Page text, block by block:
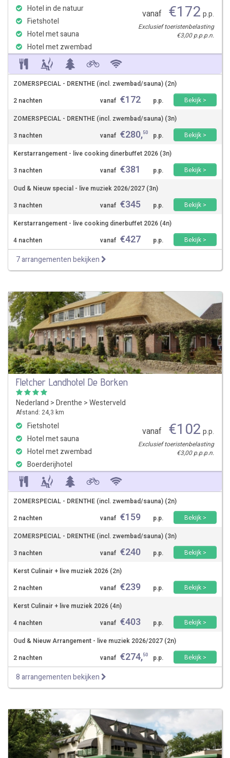
Hotel in de natuur
Fietshotel
Hotel met sauna
Hotel met zwembad
vanaf €172 p.p.
Exclusief toeristenbelasting
€3,00 p.p.p.n.
ZOMERSPECIAL - DRENTHE (incl. zwembad/sauna) (2n)
2 nachten
vanaf €172 p.p.
Bekijk >
ZOMERSPECIAL - DRENTHE (incl. zwembad/sauna) (3n)
3 nachten
vanaf €280,50 p.p.
Bekijk >
Kerstarrangement - live cooking dinerbuffet 2026 (3n)
3 nachten
vanaf €381 p.p.
Bekijk >
Oud & Nieuw special - live muziek 2026/2027 (3n)
3 nachten
vanaf €345 p.p.
Bekijk >
Kerstarrangement - live cooking dinerbuffet 2026 (4n)
4 nachten
vanaf €427 p.p. Bekijk >
7 arrangementen bekijken
Fletcher Landhotel De Borken
Nederland >Drenthe >Westerveld
Afstand: 24,3 km
Fietshotel
Hotel met sauna
Hotel met zwembad
Boerderijhotel
vanaf €102 p.p.
Exclusief toeristenbelasting
€3,00 p.p.p.n.
ZOMERSPECIAL - DRENTHE (incl. zwembad/sauna) (2n)
2 nachten
vanaf €159 p.p.
Bekijk >
ZOMERSPECIAL - DRENTHE (incl. zwembad/sauna) (3n)
3 nachten
vanaf €240 p.p.
Bekijk >
Kerst Culinair + live muziek 2026 (2n)
2 nachten
vanaf €239 p.p.
Bekijk >
Kerst Culinair + live muziek 2026 (4n)
4 nachten
vanaf €403 p.p.
Bekijk >
Oud & Nieuw Arrangement - live muziek 2026/2027 (2n)
2 nachten
vanaf €274,50 p.p. Bekijk >
8 arrangementen bekijken